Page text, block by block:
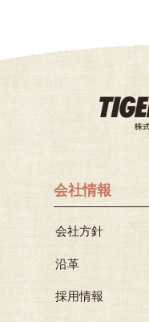
会社情報
会社方針
沿革
採用情報